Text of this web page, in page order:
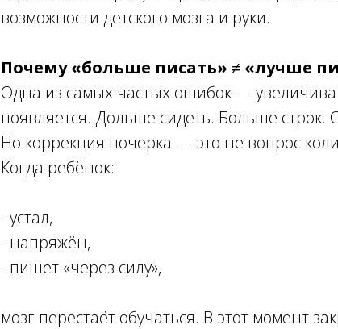
возможности детского мозга и руки.
Почему «больше писать» ≠ «лучше
Одна из самых частых ошибок —
появляется. Дольше сидеть. Больше строк.
Но коррекция почерка — это не вопрос
Когда ребёнок:
- устал,
- напряжён,
- пишет «через силу»,
мозг перестаёт обучаться. В этот момент